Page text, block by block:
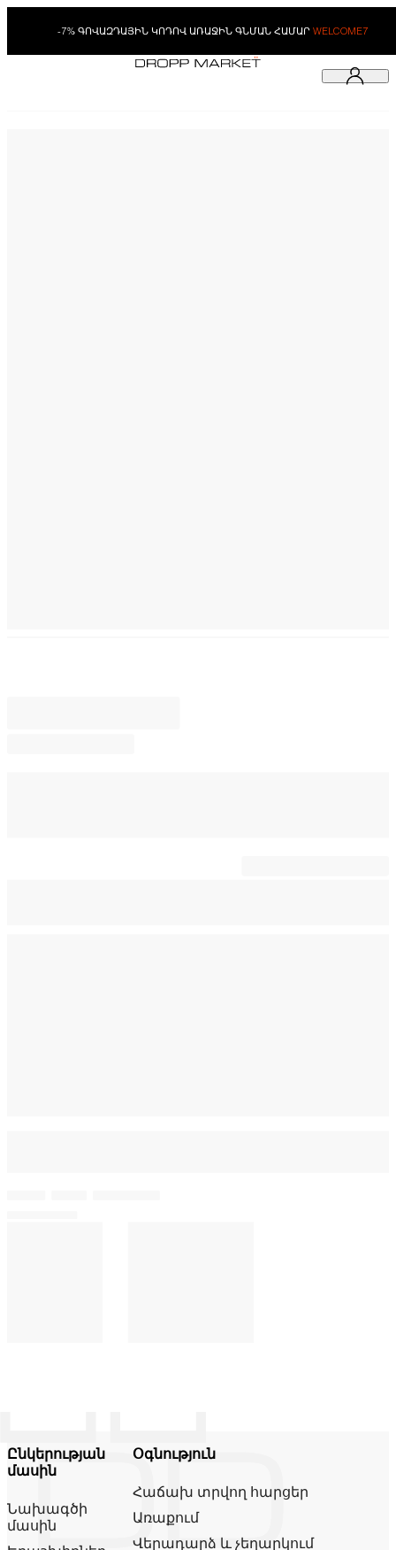
-7% ԳՈՎԱԶԴԱՅԻՆ ԿՈԴՈՎ ԱՌԱՋԻՆ ԳՆՄԱՆ ՀԱՄԱՐ WELCOME7
Ընկերության
մասին
Նախագծի
մասին
Օգնություն
Հաճախ տրվող հարցեր
Առաքում
Վերադարձ և չեղարկում